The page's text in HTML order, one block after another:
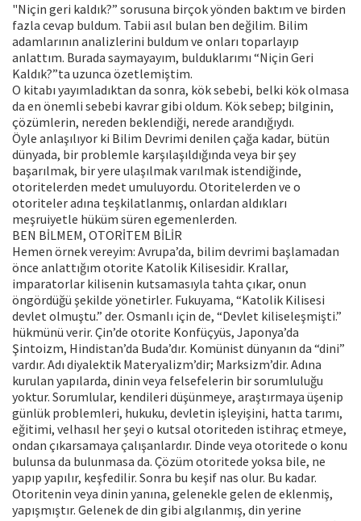
"Niçin geri kaldık?” sorusuna birçok yönden baktım ve birden
fazla cevap buldum. Tabii asıl bulan ben değilim. Bilim
adamlarının analizlerini buldum ve onları toparlayıp
anlattım. Burada saymayayım, bulduklarımı “Niçin Geri
Kaldık?”ta uzunca özetlemiştim.
O kitabı yayımladıktan da sonra, kök sebebi, belki kök olmasa
da en önemli sebebi kavrar gibi oldum. Kök sebep; bilginin,
çözümlerin, nereden beklendiği, nerede arandığıydı.
Öyle anlaşılıyor ki Bilim Devrimi denilen çağa kadar, bütün
dünyada, bir problemle karşılaşıldığında veya bir şey
başarılmak, bir yere ulaşılmak varılmak istendiğinde,
otoritelerden medet umuluyordu. Otoritelerden ve o
otoriteler adına teşkilatlanmış, onlardan aldıkları
meşruiyetle hüküm süren egemenlerden.
BEN BİLMEM, OTORİTEM BİLİR
Hemen örnek vereyim: Avrupa’da, bilim devrimi başlamadan
önce anlattığım otorite Katolik Kilisesidir. Krallar,
imparatorlar kilisenin kutsamasıyla tahta çıkar, onun
öngördüğü şekilde yönetirler. Fukuyama, “Katolik Kilisesi
devlet olmuştu.” der. Osmanlı için de, “Devlet kiliseleşmişti.”
hükmünü verir. Çin’de otorite Konfüçyüs, Japonya’da
Şintoizm, Hindistan’da Buda’dır. Komünist dünyanın da “dini”
vardır. Adı diyalektik Materyalizm’dir; Marksizm’dir. Adına
kurulan yapılarda, dinin veya felsefelerin bir sorumluluğu
yoktur. Sorumlular, kendileri düşünmeye, araştırmaya üşenip
günlük problemleri, hukuku, devletin işleyişini, hatta tarımı,
eğitimi, velhasıl her şeyi o kutsal otoriteden istihraç etmeye,
ondan çıkarsamaya çalışanlardır. Dinde veya otoritede o konu
bulunsa da bulunmasa da. Çözüm otoritede yoksa bile, ne
yapıp yapılır, keşfedilir. Sonra bu keşif nas olur. Bu kadar.
Otoritenin veya dinin yanına, gelenekle gelen de eklenmiş,
yapışmıştır. Gelenek de din gibi algılanmış, din yerine